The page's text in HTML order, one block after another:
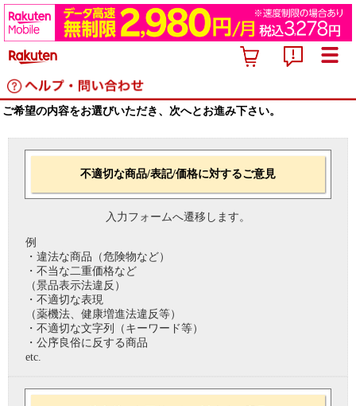
ご希望の内容をお選びいただき、次へとお進み下さい。
不適切な商品/表記/価格に対するご意見
入力フォームへ遷移します。
例
・違法な商品（危険物など）
・不当な二重価格など
（景品表示法違反）
・不適切な表現
（薬機法、健康増進法違反等）
・不適切な文字列（キーワード等）
・公序良俗に反する商品
etc.